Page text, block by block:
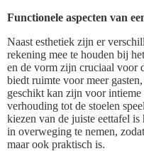
Functionele aspecten van
Naast esthetiek zijn er
rekening mee te houden bij
en de vorm zijn cruciaal voor
biedt ruimte voor meer
geschikt kan zijn voor
verhouding tot de stoelen
kiezen van de juiste eettafel
in overweging te nemen,
maar ook praktisch is.